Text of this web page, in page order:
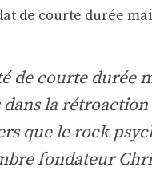
de courte durée
de courte durée
la
que le rock
fondateur